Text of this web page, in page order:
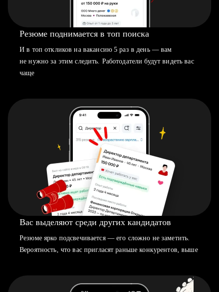
Резюме поднимается в топ поиска
И в топ откликов на вакансию 5 раз в день — вам
не нужно за этим следить. Работодатели будут видеть вас
чаще
Вас выделяют среди других кандидатов
Резюме ярко подсвечивается — его сложно не заметить.
Вероятность, что вас пригласят раньше конкурентов, выше